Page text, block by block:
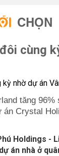
CHỌN
cùng
tăng
án Crystal
Holdings -
án nhà ở